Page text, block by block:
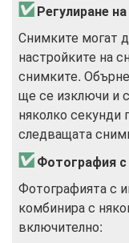
Регулиране
Снимките могат
настройките на
снимките.
ще се изключи и
няколко секунди
следващата
Фотография с
Фотографията с
комбинира с
включително: